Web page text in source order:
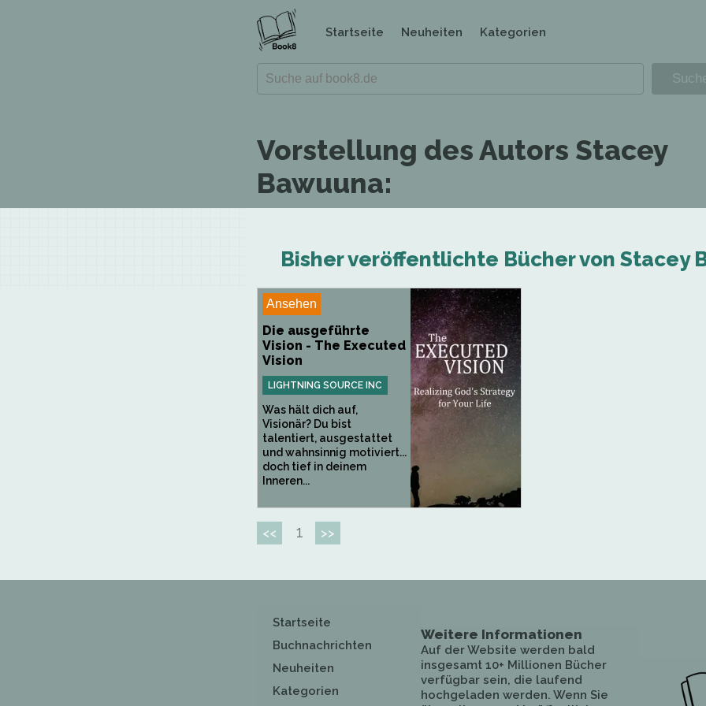
Startseite Neuheiten Kategorien
Vorstellung des Autors Stacey
Bawuuna:
Bisher veröffentlichte Bücher von Stacey
Ansehen
Die ausgeführte
Vision - The Executed
Vision
LIGHTNING SOURCE INC
Was hält dich auf,
Visionär? Du bist
talentiert, ausgestattet
und wahnsinnig motiviert...
doch tief in deinem
Inneren...
<< 1 >>
Startseite
Buchnachrichten
Neuheiten
Kategorien
Weitere Informationen
Auf der Website werden bald
insgesamt 10+ Millionen Bücher
verfügbar sein, die laufend
hochgeladen werden. Wenn Sie